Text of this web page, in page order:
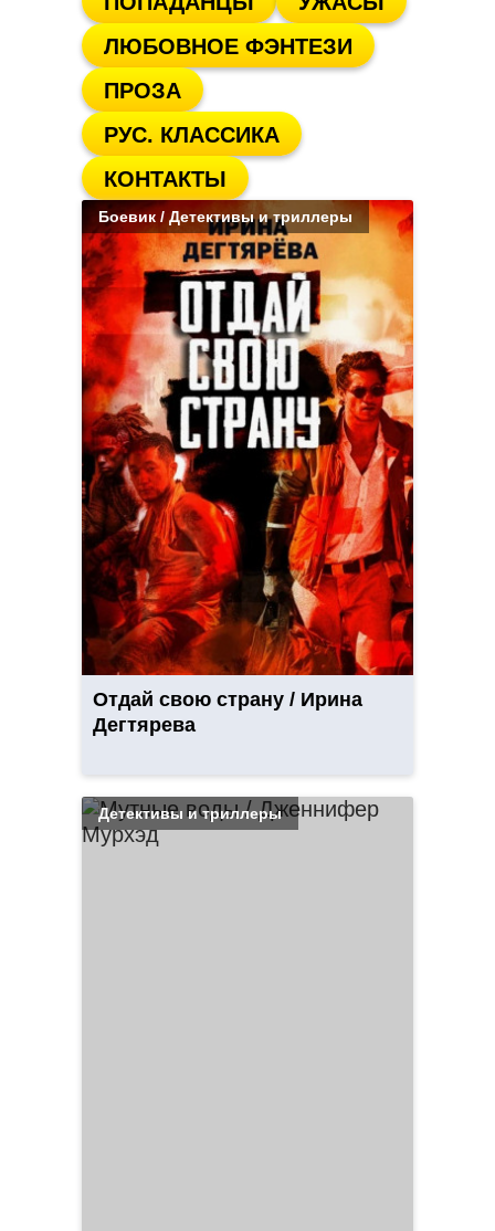
ЛЮБОВНОЕ ФЭНТЕЗИ
ПРОЗА
РУС. КЛАССИКА
КОНТАКТЫ
Боевик / Детективы и триллеры
Отдай свою страну / Ирина
Дегтярева
Детективы и триллеры